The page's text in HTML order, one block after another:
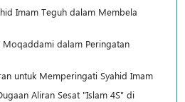
Imam Teguh dalam Membela
Moqaddami dalam Peringatan
untuk Memperingati Syahid Imam
Aliran Sesat "Islam 4S" di